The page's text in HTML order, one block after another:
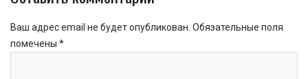
Ваш адрес email не будет опубликован. Обязательные поля
помечены *